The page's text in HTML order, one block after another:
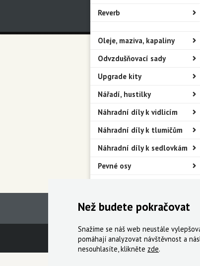
Reverb
Oleje, maziva, kapaliny
Odvzdušňovací sady
Upgrade kity
Nářadí, hustilky
Náhradní díly k vidlicím
Náhradní díly k tlumičům
Náhradní díly k sedlovkám
Pevné osy
Technická podpora
Než budete pokračovat
Snažíme se náš web neustále
pomáhají analyzovat návštěvnost a
nesouhlasíte, klikněte zde.